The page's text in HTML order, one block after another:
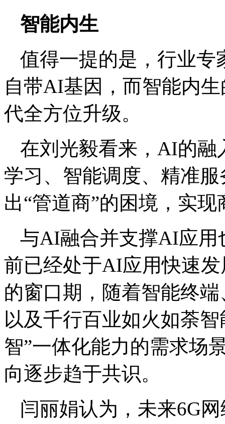
智能内生
值得一提的是，行业专
自带AI基因，而智能内
代全方位升级。
在刘光毅看来，AI的融
学习、智能调度、精准
出“管道商”的困境，实
与AI融合并支撑AI应用
前已经处于AI应用快速
的窗口期，随着智能终
以及千行百业如火如荼
智”一体化能力的需求场
向逐步趋于共识。
闫丽娟认为，未来6G